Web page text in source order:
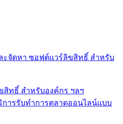
สิทธิ์ สำหรับองค์กร ฯลฯ